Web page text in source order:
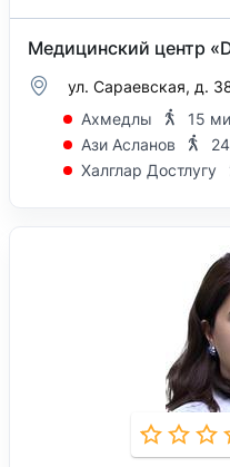
Медицинский центр
ул. Сараевская, д.
Ахмедлы
15
Ази Асланов
Халглар Достлугу